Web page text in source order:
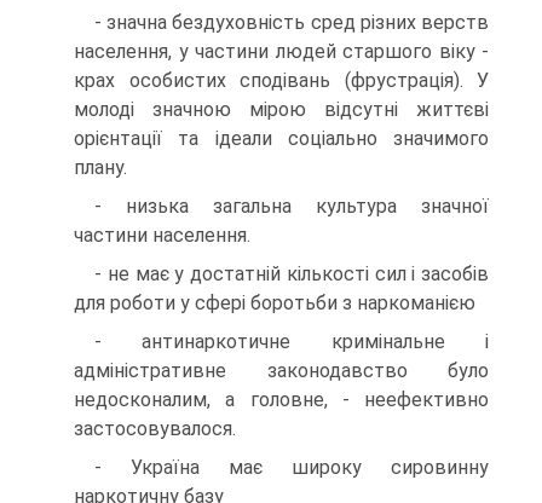
- значна бездуховність сред різних верств
населення, у частини людей старшого віку -
крах особистих сподівань (фрустрація). У
молоді значною мірою відсутні життєві
орієнтації та ідеали соціально значимого
плану.
- низька загальна культура значної
частини населення.
- не має у достатній кількості сил і засобів
для роботи у сфері боротьби з наркоманією
- антинаркотичне кримінальне і
адміністративне законодавство було
недосконалим, а головне, - неефективно
застосовувалося.
- Україна має широку сировинну
наркотичну базу